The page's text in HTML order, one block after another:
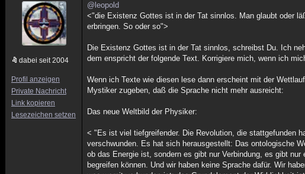
dabei seit 2004
Profil anzeigen
Private Nachricht
Link kopieren
Lesezeichen setzen
@leopold
<"die Existenz Gottes ist in der Tat sinnlos. Man glaubt oder
erbringen. So oder so">
Die Existenz Gottes ist in der Tat sinnlos, schreibst Du. Ich
dem enspricht der folgende Text. Korrigiere mich, wenn ich
Wenn ich Texte wie diesen lese dann erscheint mit der
Mystiker zugeben, daß die Sprache nicht mehr ausreicht:
Das neue Weltbild der Physiker:
< "Es ist viel tiefgreifender. Die Revolution, die stattgefunden
verschwunden. Es hat sich herausgestellt: Das ontologische
ob das Energie ist, sondern es gibt nur Verbindung, es gibt
begreifen können. Und wir haben keine Sprache dafür. Wir